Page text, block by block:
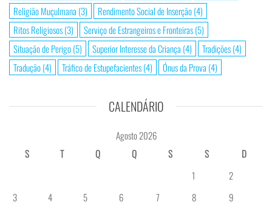
Religião Muçulmana (3) Rendimento Social de Inserção(4)
Ritos Religiosos(3) Serviço de Estrangeiros e Fronteiras(5)
Situação de Perigo(5) Superior Interesse da Criança (4) Tradições(4)
Tradução(4) Tráfico de Estupefacientes(4) Ónus da Prova (4)
CALENDÁRIO
Agosto 2026
S
T Q Q S S
D
1
2
3
4 5 6 7 8
9